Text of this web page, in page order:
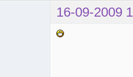
16-09-2009